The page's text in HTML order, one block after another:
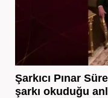
Şarkıcı Pınar
şarkı okuduğu